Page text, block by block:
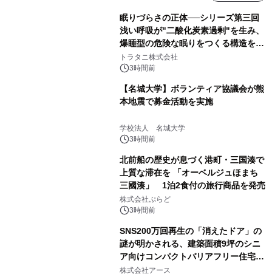
眠りづらさの正体──シリーズ第三回
浅い呼吸が"二酸化炭素過剰"を生み、
爆睡型の危険な眠りをつくる構造を解
説
トラタニ株式会社
3時間前
【名城大学】ボランティア協議会が熊
本地震で募金活動を実施
学校法人 名城大学
3時間前
北前船の歴史が息づく港町・三国湊で
上質な滞在を 「オーベルジュほまち
三國湊」 1泊2食付の旅行商品を発売
株式会社ぷらど
3時間前
SNS200万回再生の「消えたドア」の
謎が明かされる、建築面積9坪のシニ
ア向けコンパクトバリアフリー住宅が
誕生
株式会社アース